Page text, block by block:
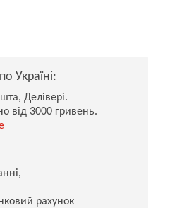
Україні:
Делівері.
від 3000 гривень.
рахунок